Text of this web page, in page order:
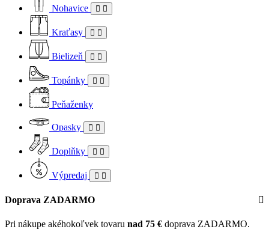
Nohavice
Kraťasy
Bielizeň
Topánky
Peňaženky
Opasky
Doplňky
Výpredaj
Doprava ZADARMO
Pri nákupe akéhokoľvek tovaru nad 75 € doprava ZADARMO.